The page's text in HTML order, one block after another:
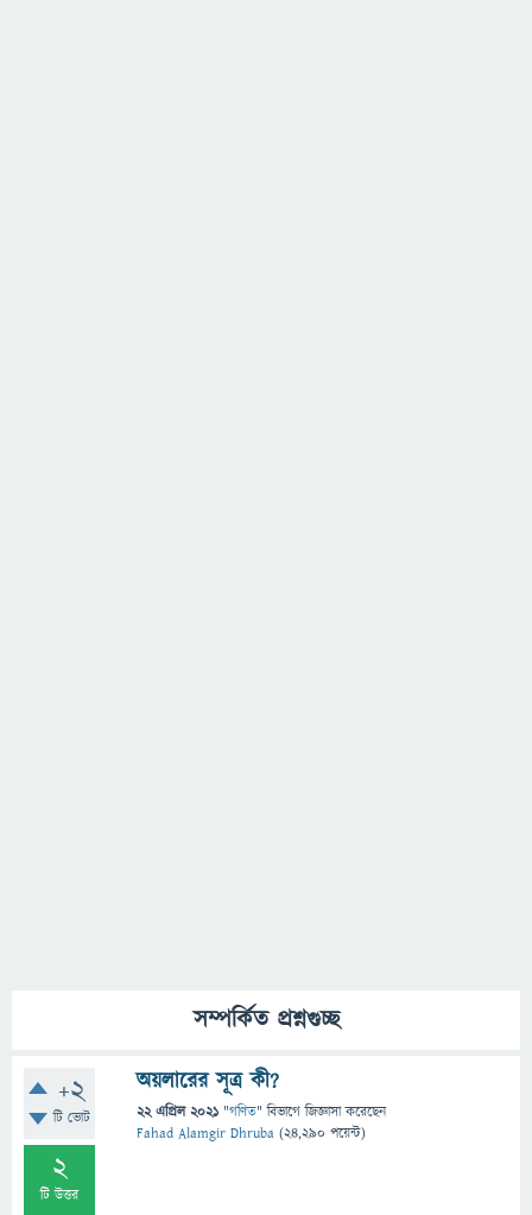
সম্পর্কিত প্রশ্নগুচ্ছ
+2
টি ভোট
2
টি উত্তর
অয়লারের সূত্র কী?
22 এপ্রিল 2021 "গণিত" বিভাগে জিজ্ঞাসাকরেছেন
Fahad Alamgir Dhruba (24,290 পয়েন্ট)